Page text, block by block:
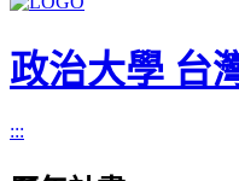
政治大學 台
:::